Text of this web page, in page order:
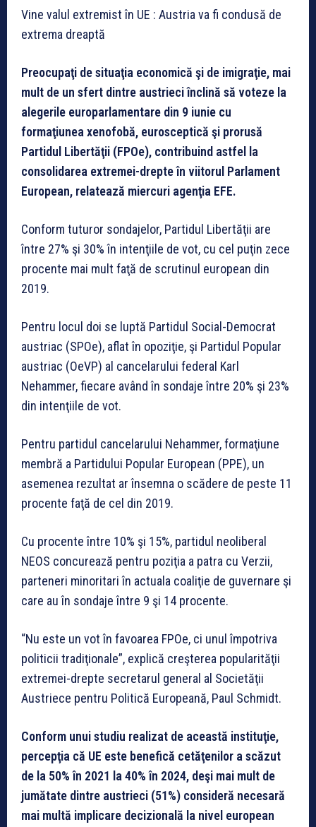
Vine valul extremist în UE : Austria va fi condusă de
extrema dreaptă
Preocupaţi de situaţia economică şi de imigraţie, mai
mult de un sfert dintre austrieci înclină să voteze la
alegerile europarlamentare din 9 iunie cu
formaţiunea xenofobă, eurosceptică şi prorusă
Partidul Libertăţii (FPOe), contribuind astfel la
consolidarea extremei-drepte în viitorul Parlament
European, relatează miercuri agenţia EFE.
Conform tuturor sondajelor, Partidul Libertăţii are
între 27% şi 30% în intenţiile de vot, cu cel puţin zece
procente mai mult faţă de scrutinul european din
2019.
Pentru locul doi se luptă Partidul Social-Democrat
austriac (SPOe), aflat în opoziţie, şi Partidul Popular
austriac (OeVP) al cancelarului federal Karl
Nehammer, fiecare având în sondaje între 20% şi 23%
din intenţiile de vot.
Pentru partidul cancelarului Nehammer, formaţiune
membră a Partidului Popular European (PPE), un
asemenea rezultat ar însemna o scădere de peste 11
procente faţă de cel din 2019.
Cu procente între 10% şi 15%, partidul neoliberal
NEOS concurează pentru poziţia a patra cu Verzii,
parteneri minoritari în actuala coaliţie de guvernare şi
care au în sondaje între 9 şi 14 procente.
“Nu este un vot în favoarea FPOe, ci unul împotriva
politicii tradiţionale”, explică creşterea popularităţii
extremei-drepte secretarul general al Societăţii
Austriece pentru Politică Europeană, Paul Schmidt.
Conform unui studiu realizat de această instituţie,
percepţia că UE este benefică cetăţenilor a scăzut
de la 50% în 2021 la 40% în 2024, deşi mai mult de
jumătate dintre austrieci (51%) consideră necesară
mai multă implicare decizională la nivel european